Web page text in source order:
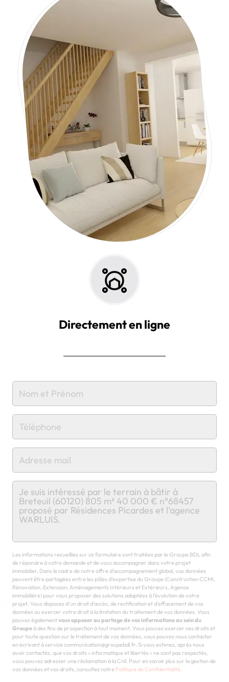
Directement en ligne
Chargement...
Les informations recueillies sur ce formulaire sont traitées par le Groupe BDL afin
de répondre à votre demande et de vous accompagner dans votre projet
immobilier. Dans le cadre de notre offre d'accompagnement global, vos données
peuvent être partagées entre les pôles d'expertise du Groupe (Construction CCMI,
Rénovation, Extension, Aménagements Intérieurs et Extérieurs, Agence
immobilière) pour vous proposer des solutions adaptées à l'évolution de votre
projet. Vous disposez d'un droit d'accès, de rectification et d'effacement de vos
données ou exercer votre droit à la limitation du traitement de vos données. Vous
pouvez égalementvous opposer au partage de vos informations au sein du
Groupeà des fins de prospection à tout moment. Vous pouvez exercer ces droits et
pour toute question sur le traitement de vos données, vous pouvez nous contacter
en écrivant à service communication@groupebdl.fr. Si vous estimez, après nous
avoir contactés, que vos droits « informatique et libertés » ne sont pas respectés,
vous pouvez adresser une réclamation à la Cnil. Pour en savoir plus sur la gestion de
vos données et vos droits, consultez notre Politique de Confidentialité.